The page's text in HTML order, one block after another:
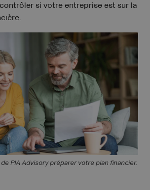
si votre entreprise est sur la
PIA Advisory préparer votre plan financier.